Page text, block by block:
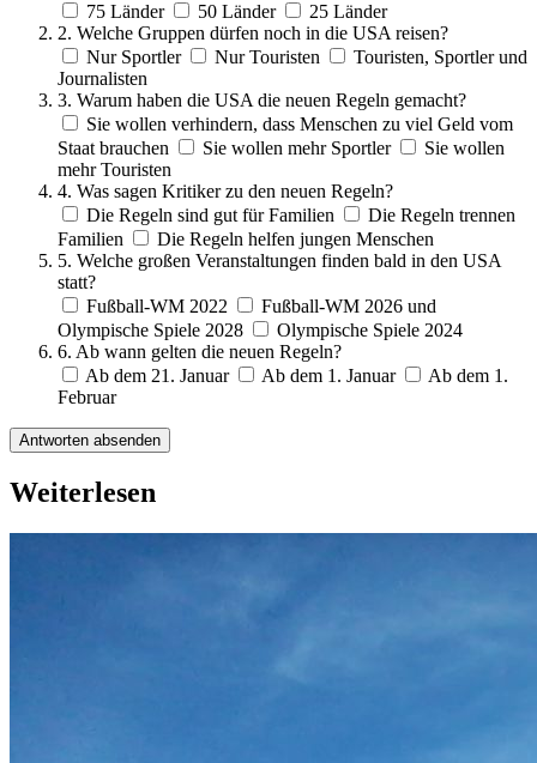
75 Länder
50 Länder
25 Länder
2. Welche Gruppen dürfen noch in die USA reisen?
Nur Sportler
Nur Touristen
Touristen, Sportler und
Journalisten
3. Warum haben die USA die neuen Regeln gemacht?
Sie wollen verhindern, dass Menschen zu viel Geld vom
Staat brauchen
Sie wollen mehr Sportler
Sie wollen
mehr Touristen
4. Was sagen Kritiker zu den neuen Regeln?
Die Regeln sind gut für Familien
Die Regeln trennen
Familien
Die Regeln helfen jungen Menschen
5. Welche großen Veranstaltungen finden bald in den USA
statt?
Fußball-WM 2022
Fußball-WM 2026 und
Olympische Spiele 2028
Olympische Spiele 2024
6. Ab wann gelten die neuen Regeln?
Ab dem 21. Januar
Ab dem 1. Januar
Ab dem 1.
Februar
Antworten absenden
Weiterlesen